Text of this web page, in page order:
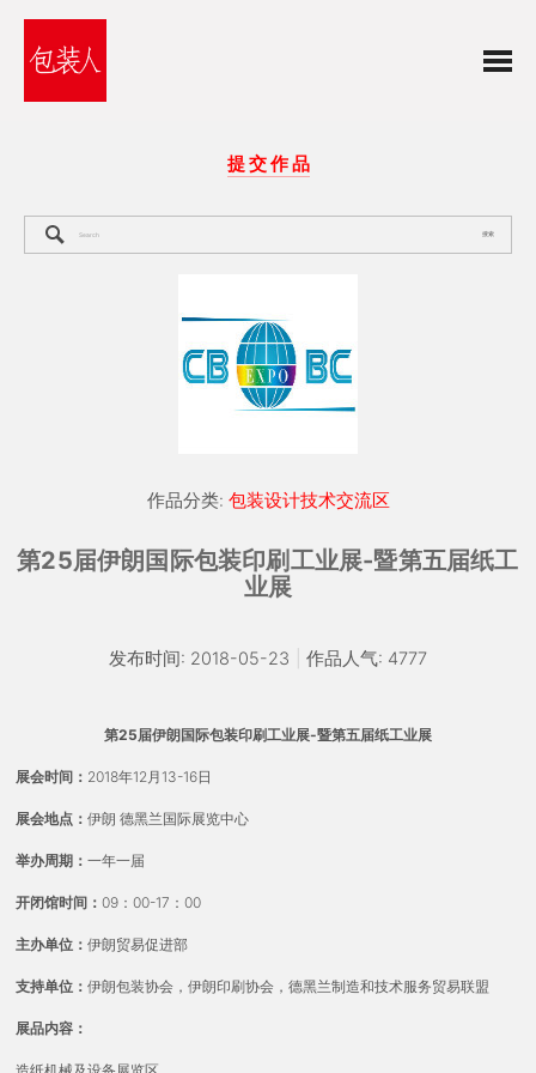
提 交 作 品
搜索
作品分类: 包装设计技术交流区
第25届伊朗国际包装印刷工业展-暨第五届纸工
业展
发布时间: 2018-05-23 作品人气: 4777
第25届伊朗国际包装印刷工业展-暨第五届纸工业展
展会时间： 2018年12月13-16日
展会地点： 伊朗 德黑兰国际展览中心
举办周期： 一年一届
开闭馆时间： 09：00-17：00
主办单位： 伊朗贸易促进部
支持单位： 伊朗包装协会，伊朗印刷协会，德黑兰制造和技术服务贸易联盟
展品内容：